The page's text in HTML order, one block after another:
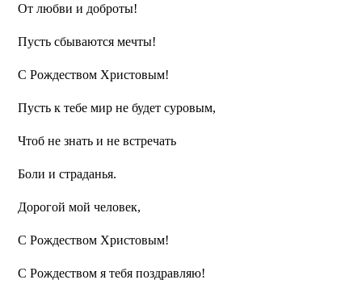
От любви и доброты!
Пусть сбываются мечты!
С Рождеством Христовым!
Пусть к тебе мир не будет суровым,
Чтоб не знать и не встречать
Боли и страданья.
Дорогой мой человек,
С Рождеством Христовым!
С Рождеством я тебя поздравляю!